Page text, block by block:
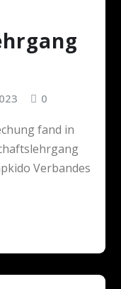
0
fand in
Verbandes